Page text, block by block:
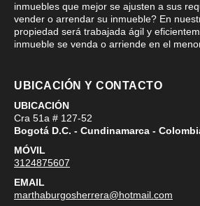
inmuebles que mejor se ajusten a sus
vender o arrendar su inmueble? En
propiedad será trabajada ágil y
inmueble se venda o arriende en el
UBICACIÓN Y CONTACTO
UBICACIÓN
Cra 51a # 127-52
Bogotá D.C. - Cundinamarca - Colombia
MÓVIL
3124875607
EMAIL